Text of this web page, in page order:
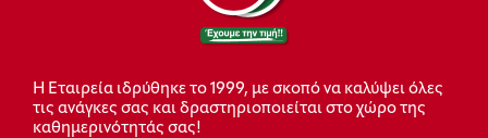
Η Εταιρεία ιδρύθηκε το 1999, με σκοπό να καλύψει όλες
τις ανάγκες σας και δραστηριοποιείται στο χώρο της
καθημερινότητάς σας!